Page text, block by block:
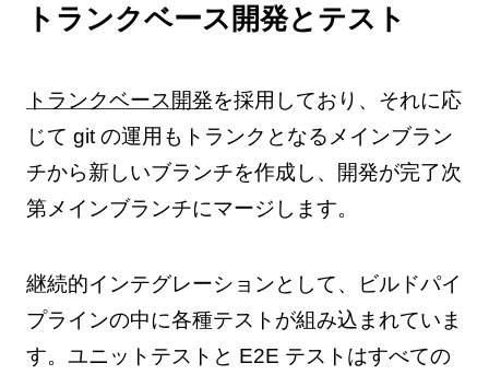
トランクベース開発とテスト
トランクベース開発を採用しており、それに応
じて git の運用もトランクとなるメインブラン
チから新しいブランチを作成し、開発が完了次
第メインブランチにマージします。
継続的インテグレーションとして、ビルドパイ
プラインの中に各種テストが組み込まれていま
す。ユニットテストと E2E テストはすべての